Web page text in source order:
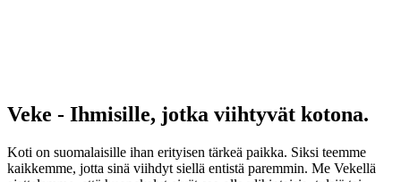
Veke - Ihmisille, jotka viihtyvät kotona.
Koti on suomalaisille ihan erityisen tärkeä paikka. Siksi teemme
kaikkemme, jotta sinä viihdyt siellä entistä paremmin. Me Vekellä